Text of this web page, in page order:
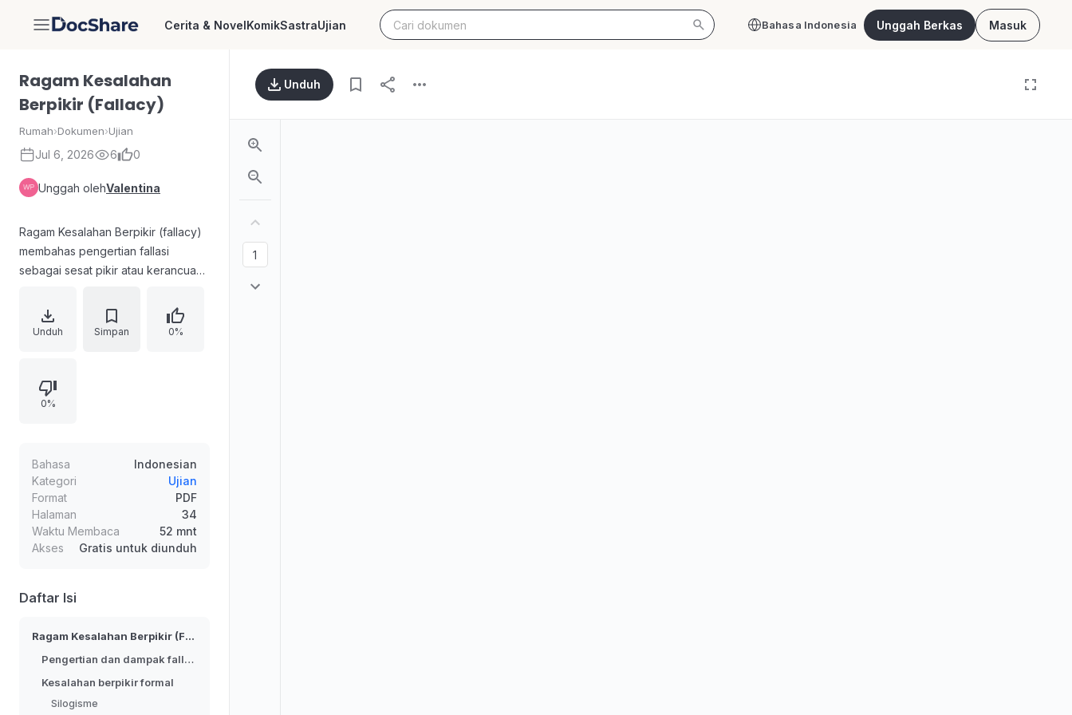
DocShare Cerita & NovelKomikSastraUjian Bahasa Indonesia Unggah Berkas Masuk
Ragam Kesalahan
Berpikir (Fallacy)
Rumah›Dokumen›Ujian
Jul 6, 2026 6 0
Unggah olehValentina
Ragam Kesalahan Berpikir (fallacy)
membahas pengertian fallasi
sebagai sesat pikir atau kerancuan
gagasan/keyakinan keliru.
Dokumen menekankan dampak
memengaruhi opini publik,
pembodohan, provokasi, pemecah
kemudian memusat pada kesalahan
berpikir formal, menjelaskan
silogisme deduktif dan contoh
kekeliruan seperti fallacy of four
terms serta undistributed middle.
Unduh Simpan 0%
0%
Bahasa
Indonesian
Kategori
Ujian
Format
PDF
Halaman
34
Waktu Membaca
52 mnt
Akses
Gratis untuk diunduh
Daftar Isi
Ragam Kesalahan Berpikir (Fallacy)
Pengertian dan dampak fallasi
Kesalahan berpikir formal
Silogisme
Unduh